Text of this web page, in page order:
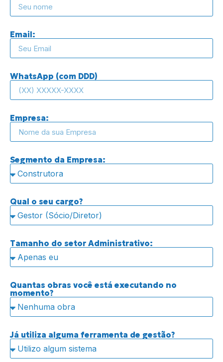
Email:
WhatsApp (com DDD)
Empresa:
Segmento da Empresa:
Qual o seu cargo?
Tamanho do setor Administrativo:
Quantas obras você está executando no
momento?
Já utiliza alguma ferramenta de gestão?